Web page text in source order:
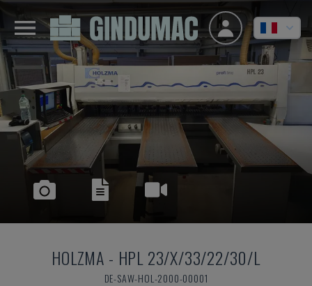
HOLZMA - HPL 23/X/33/22/30/L
DE-SAW-HOL-2000-00001